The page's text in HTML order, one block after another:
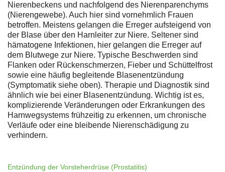
Nierenbeckens und nachfolgend des Nierenparenchyms
(Nierengewebe). Auch hier sind vornehmlich Frauen
betroffen. Meistens gelangen die Erreger aufsteigend von
der Blase über den Harnleiter zur Niere. Seltener sind
hämatogene Infektionen, hier gelangen die Erreger auf
dem Blutwege zur Niere. Typische Beschwerden sind
Flanken oder Rückenschmerzen, Fieber und Schüttelfrost
sowie eine häufig begleitende Blasenentzündung
(Symptomatik siehe oben). Therapie und Diagnostik sind
ähnlich wie bei einer Blasenentzündung. Wichtig ist es,
komplizierende Veränderungen oder Erkrankungen des
Harnwegsystems frühzeitig zu erkennen, um chronische
Verläufe oder eine bleibende Nierenschädigung zu
verhindern.
Entzündung der Vorsteherdrüse (Prostatitis)